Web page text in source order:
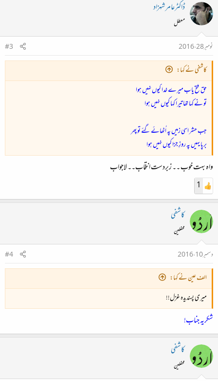
ڈاکٹرعامر شہزاد
معطل
نومبر 28، 2016
#3
کاشفی نے کہا:
حق فتح یاب میرے خدا کیوں نہیں ہوا
تو نے کہا تھا تیرا کہا کیوں نہیں ہوا
جب حشر اسی زمیں پہ اُٹھائے گئے تو پھر
برپا یہیں پہ روزِ جزا کیوں نہیں ہوا
واہ بہت خوب ۔۔ زبردست انتخاب۔۔ لاجواب
1
کاشفی
محفلین
دسمبر 10، 2016
#4
الف عین نے کہا:
میری پسندیدہ غزل!!
شکریہ جناب!
کاشفی
محفلین